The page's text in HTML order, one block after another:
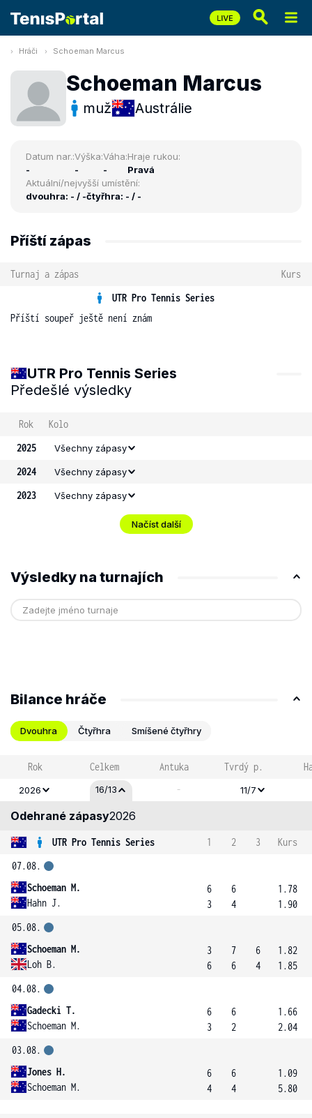
Hráči Schoeman Marcus
Schoeman Marcus
muž Austrálie
Datum nar.:
-
Výška:
-
Váha:
-
Hraje rukou:
Pravá
Aktuální/nejvyšší umístění:
dvouhra: - / -čtyřhra: - / -
Příští zápas
Turnaj a zápas
Kurs
UTR Pro Tennis Series
Příští soupeř ještě není znám
UTR Pro Tennis Series
Předešlé výsledky
Rok
Kolo
2025
Všechny zápasy
2024 Všechny zápasy
2023 Všechny zápasy
Načíst další
Výsledky na turnajích
Bilance hráče
Dvouhra Čtyřhra Smíšené čtyřhry
Rok Celkem Antuka Tvrdý p.
2026 16/13 - 11/7
Odehrané zápasy2026
UTR Pro Tennis Series 1 2 3
Kurs
07.08.
Schoeman M.
Hahn J.
6
3
6
4
1.78
1.90
05.08.
Schoeman M.
Loh B.
3
6
7
6
6
4
1.82
1.85
04.08.
Gadecki T.
Schoeman M.
6
3
6
2
1.66
2.04
03.08.
Jones H.
Schoeman M.
6
4
6
4
1.09
5.80